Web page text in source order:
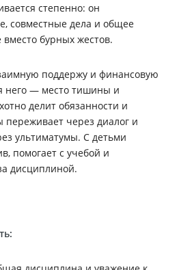
степенно: он
совместные дела и общее
бурных жестов.
поддержу и финансовую
него — место тишины и
делит обязанности и
переживает через диалог и
ультиматумы. С детьми
помогает с учебой и
дисциплиной.